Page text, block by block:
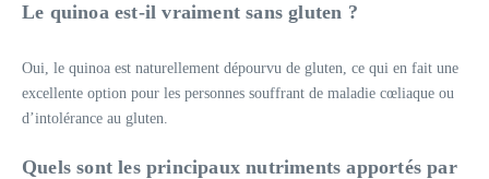
Le quinoa est-il vraiment sans gluten ?
Oui, le quinoa est naturellement dépourvu de gluten, ce qui en fait une
excellente option pour les personnes souffrant de maladie cœliaque ou
d’intolérance au gluten.
Quels sont les principaux nutriments apportés par